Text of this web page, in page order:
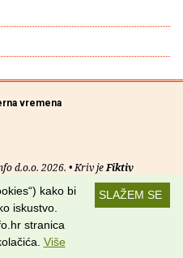
vremena
d.o.o. 2026. • Kriv jeFiktiv
korištenja•RSS kanali
nas na:
SLAŽEM SE
kako bi
iskustvo.
stranica
Više